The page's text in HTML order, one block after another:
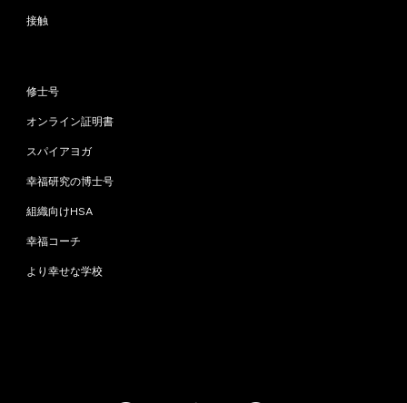
接触
修士号
オンライン証明書
スパイアヨガ
幸福研究の博士号
組織向けHSA
幸福コーチ
より幸せな学校